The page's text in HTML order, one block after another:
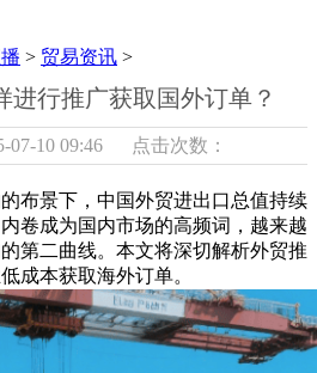
> 贸易资讯 >
进行推广获取国外订单？
07-10 09:46 点击次数：
景下，中国外贸进出口总值持续
卷成为国内市场的高频词，越来越
第二曲线。本文将深切解析外贸推
成本获取海外订单。